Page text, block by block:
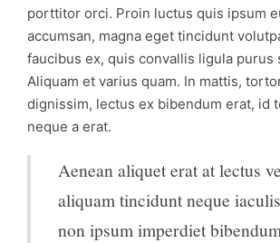
porttitor orci. Proin luctus quis ipsum
accumsan, magna eget tincidunt
faucibus ex, quis convallis ligula purus
Aliquam et varius quam. In mattis,
dignissim, lectus ex bibendum erat, id
neque a erat.
Aenean aliquet erat at lectus
aliquam tincidunt neque
non ipsum imperdiet